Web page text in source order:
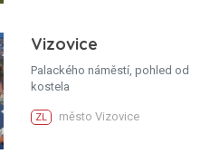
Vizovice
Palackého náměstí, pohled od
kostela
ZL město Vizovice